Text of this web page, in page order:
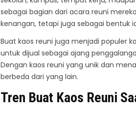
sebagai bagian dari acara reuni
kenangan, tetapi juga sebagai bentuk
Buat kaos reuni juga menjadi populer
untuk dijual sebagai ajang
Dengan kaos reuni yang unik dan
berbeda dari yang lain.
Tren Buat Kaos Reuni